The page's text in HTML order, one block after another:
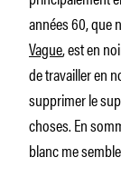
années 60, que
Vague, est en
de travailler en
supprimer le
choses. En
blanc me